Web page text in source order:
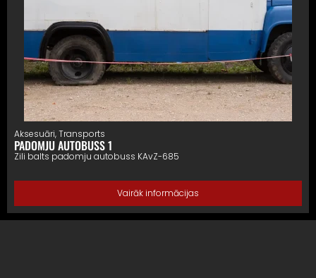
Aksesuāri,Transports
PADOMJU AUTOBUSS 1
Zili balts padomju autobuss KAvZ-685
Vairāk informācijas